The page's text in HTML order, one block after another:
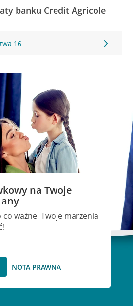
banku Credit Agricole
16
na Twoje
ważne. Twoje marzenia
NOTA PRAWNA